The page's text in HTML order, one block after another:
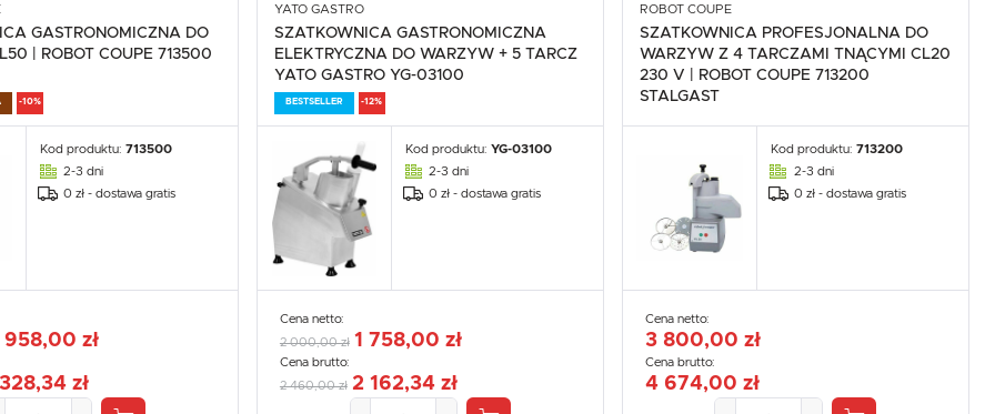
GASTRONOMICZNA DO
| ROBOT COUPE 713500
-10%
Kod produktu:713500
2-3 dni
0 zł - dostawa gratis
958,00 zł
zł
YATO GASTRO
SZATKOWNICA GASTRONOMICZNA
ELEKTRYCZNA DO WARZYW + 5 TARCZ
YATO GASTRO YG-03100
BESTSELLER -12%
Kod produktu:YG-03100
2-3 dni
0 zł - dostawa gratis
Cena netto:
2 000,00 zł 1 758,00 zł
Cena brutto:
2 460,00 zł 2 162,34 zł
ROBOT COUPE
SZATKOWNICA PROFESJONALNA DO
WARZYW Z 4 TARCZAMI TNĄCYMI CL20
230 V | ROBOT COUPE 713200
STALGAST
Kod produktu: 713200
2-3 dni
0 zł - dostawa gratis
Cena netto:
3 800,00 zł
Cena brutto:
4 674,00 zł